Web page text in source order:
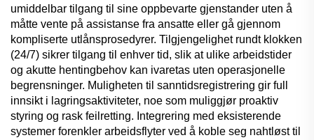
umiddelbar tilgang til sine oppbevarte gjenstander uten å
måtte vente på assistanse fra ansatte eller gå gjennom
kompliserte utlånsprosedyrer. Tilgjengelighet rundt klokken
(24/7) sikrer tilgang til enhver tid, slik at ulike arbeidstider
og akutte hentingbehov kan ivaretas uten operasjonelle
begrensninger. Muligheten til sanntidsregistrering gir full
innsikt i lagringsaktiviteter, noe som muliggjør proaktiv
styring og rask feilretting. Integrering med eksisterende
systemer forenkler arbeidsflyter ved å koble seg nahtløst til